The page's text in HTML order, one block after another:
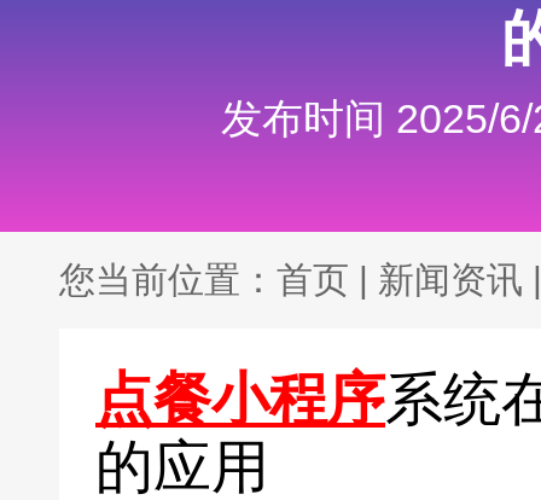
发布时间 2025/
您当前位置： 首页 | 新闻资讯 |
点餐小程序系统
的应用